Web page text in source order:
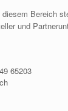
Bereich
und
65203